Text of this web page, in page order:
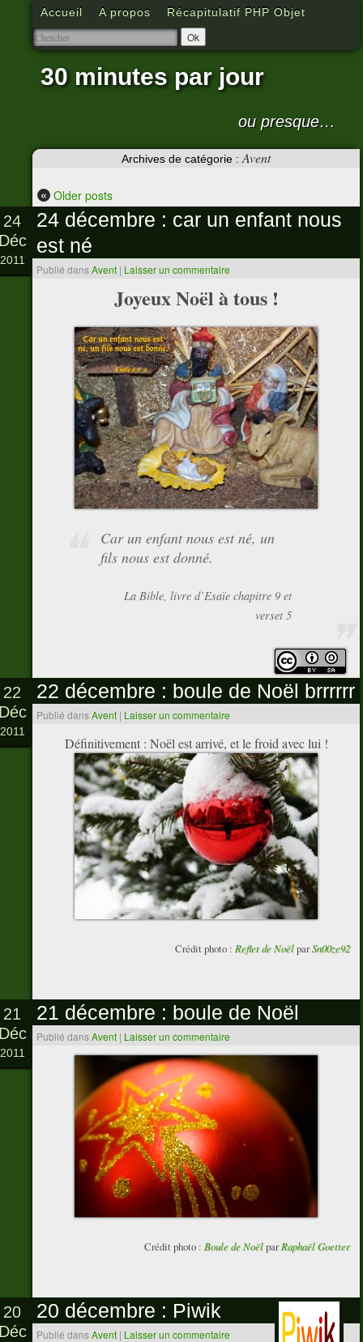
Accueil A propos Récapitulatif PHP Objet
30 minutes par jour
ou presque…
Archives de catégorie :Avent
« Older posts
24 décembre : car un enfant nous
est né
Publié dansAvent | Laisser un commentaire
24
2011
Joyeux Noël à tous !
Car un enfant nous est né, un
fils nous est donné.
La Bible, livre d’Esaïe chapitre 9 et
verset 5
22 décembre : boule de Noël brrrrrr
Publié dansAvent | Laisser un commentaire
22
2011
Définitivement : Noël est arrivé, et le froid avec lui !
Crédit photo :Reflet de NoëlparSn00ze92
21 décembre : boule de Noël
Publié dansAvent | Laisser un commentaire
21
2011
Crédit photo :Boule de NoëlparRaphaël Goetter
20 décembre : Piwik
Publié dansAvent | Laisser un commentaire
20